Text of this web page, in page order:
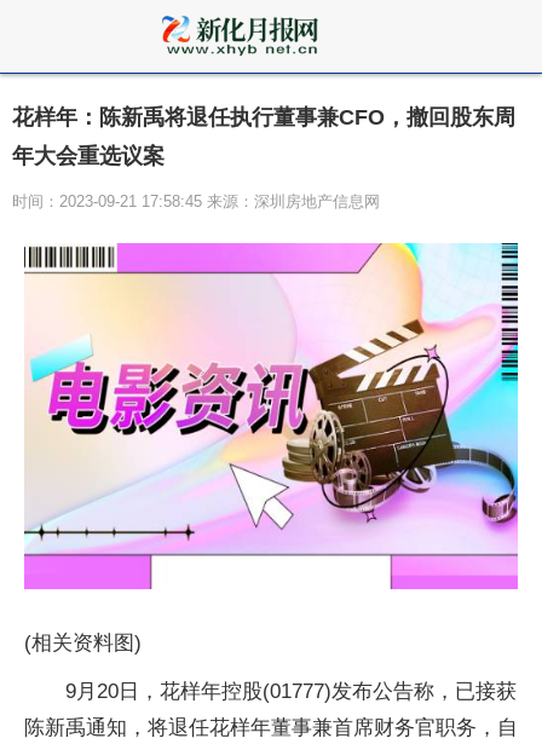
花样年：陈新禹将退任执行董事兼CFO，撤回股东周
年大会重选议案
时间：2023-09-21 17:58:45 来源：深圳房地产信息网
(相关资料图)
9月20日，花样年控股(01777)发布公告称，已接获
陈新禹通知，将退任花样年董事兼首席财务官职务，自